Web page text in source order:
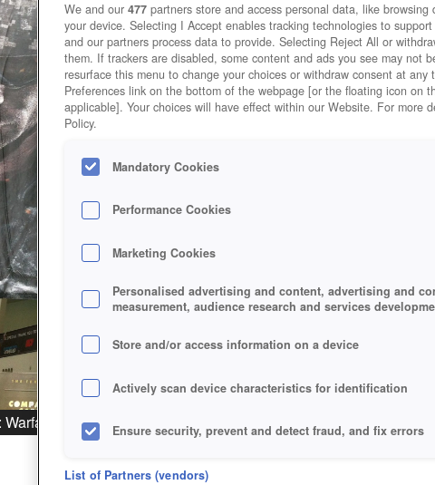
Plakate im L.A. Convention Center.
We and our 477 partners store and access personal data, like
your device. Selecting I Accept enables tracking technologies to
and our partners process data to provide. Selecting Reject All or
them. If trackers are disabled, some content and ads you see may not
resurface this menu to change your choices or withdraw consent at any
Preferences link on the bottom of the webpage [or the floating icon on
applicable]. Your choices will have effect within our Website. For more
Policy.
Mandatory Cookies
Performance Cookies
Marketing Cookies
Personalised advertising and content, advertising and
measurement, audience research and services
Store and/or access information on a device
Actively scan device characteristics for identification
Ensure security, prevent and detect fraud, and fix errors
Deliver and present advertising and content
List of Partners (vendors)